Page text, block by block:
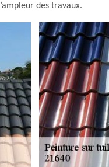
des travaux.